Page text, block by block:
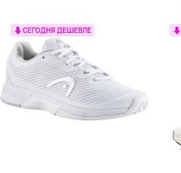
СЕГОДНЯ ДЕШЕВЛЕ